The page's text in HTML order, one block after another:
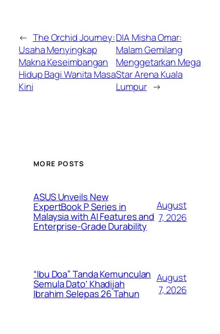
← The Orchid Journey:
Usaha Menyingkap
Makna Keseimbangan
Hidup Bagi Wanita Masa
Kini
DIA Misha Omar:
Malam Gemilang
Menggetarkan Mega
Star Arena Kuala
Lumpur →
MORE POSTS
ASUS Unveils New
ExpertBook P Series in
Malaysia with AI Features and
Enterprise-Grade Durability
August
7, 2026
“Ibu Doa” Tanda Kemunculan
Semula Dato’ Khadijah
Ibrahim Selepas 26 Tahun
August
7, 2026